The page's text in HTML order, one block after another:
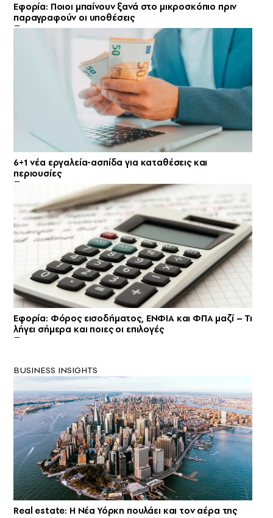
Εφορία: Ποιοι μπαίνουν ξανά στο μικροσκόπιο πριν
παραγραφούν οι υποθέσεις
6+1 νέα εργαλεία-ασπίδα για καταθέσεις και
περιουσίες
Εφορία: Φόρος εισοδήματος, ΕΝΦΙΑ και ΦΠΑ μαζί – Τι
λήγει σήμερα και ποιες οι επιλογές
BUSINESS INSIGHTS
Real estate: H Νέα Υόρκη πουλάει και τον αέρα της